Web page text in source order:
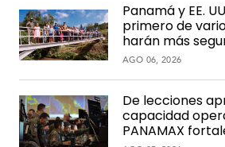
C
a
r
i
b
e
Panamá y EE.
primero de
harán más
comunidades
AGO 06, 2026
De lecciones
capacidad
PANAMAX